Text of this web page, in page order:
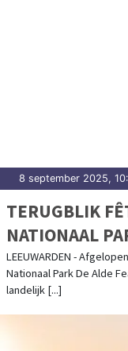
8 september 2025,
TERUGBLIK
NATIONAAL
LEEUWARDEN -
Nationaal Park De Alde
landelijk [...]